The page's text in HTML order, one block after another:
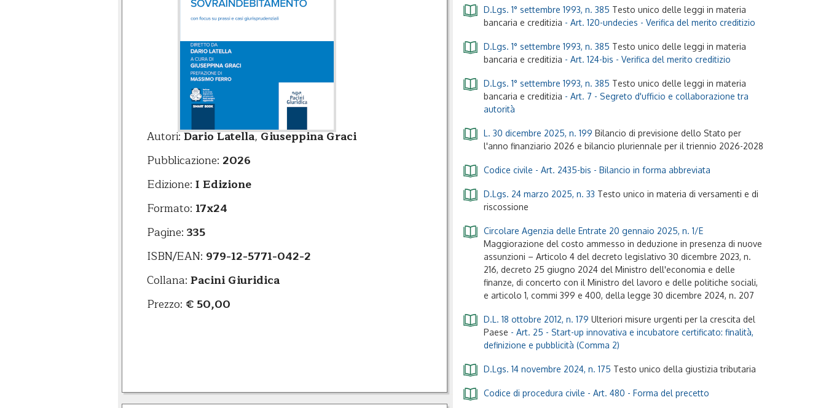
D.Lgs. 1° settembre 1993, n. 385 Testo unico delle leggi in materia
bancaria e creditizia - Art. 120-undecies - Verifica del merito creditizio
D.Lgs. 1° settembre 1993, n. 385 Testo unico delle leggi in materia
bancaria e creditizia - Art. 124-bis - Verifica del merito creditizio
D.Lgs. 1° settembre 1993, n. 385 Testo unico delle leggi in materia
bancaria e creditizia - Art. 7 - Segreto d'ufficio e collaborazione tra
autorità
L. 30 dicembre 2025, n. 199 Bilancio di previsione dello Stato per
l'anno finanziario 2026 e bilancio pluriennale per il triennio 2026-2028
Codice civile - Art. 2435-bis - Bilancio in forma abbreviata
D.Lgs. 24 marzo 2025, n. 33 Testo unico in materia di versamenti e di
riscossione
Circolare Agenzia delle Entrate 20 gennaio 2025, n. 1/E
Maggiorazione del costo ammesso in deduzione in presenza di nuove
assunzioni – Articolo 4 del decreto legislativo 30 dicembre 2023, n.
216, decreto 25 giugno 2024 del Ministro dell'economia e delle
finanze, di concerto con il Ministro del lavoro e delle politiche sociali,
e articolo 1, commi 399 e 400, della legge 30 dicembre 2024, n. 207
D.L. 18 ottobre 2012, n. 179 Ulteriori misure urgenti per la crescita del
Paese - Art. 25 - Start-up innovativa e incubatore certificato: finalità,
definizione e pubblicità (Comma 2)
D.Lgs. 14 novembre 2024, n. 175 Testo unico della giustizia tributaria
Codice di procedura civile - Art. 480 - Forma del precetto
Autori:Dario Latella,Giuseppina Graci
Pubblicazione: 2026
Edizione: I Edizione
Formato: 17x24
Pagine: 335
ISBN/EAN: 979-12-5771-042-2
Collana: Pacini Giuridica
Prezzo: € 50,00